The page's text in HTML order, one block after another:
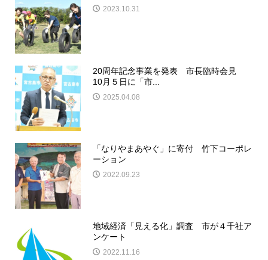
2023.10.31
20周年記念事業を発表 市長臨時会見
10月５日に「市...
2025.04.08
「なりやまあやぐ」に寄付 竹下コーポレ
ーション
2022.09.23
地域経済「見える化」調査 市が４千社ア
ンケート
2022.11.16